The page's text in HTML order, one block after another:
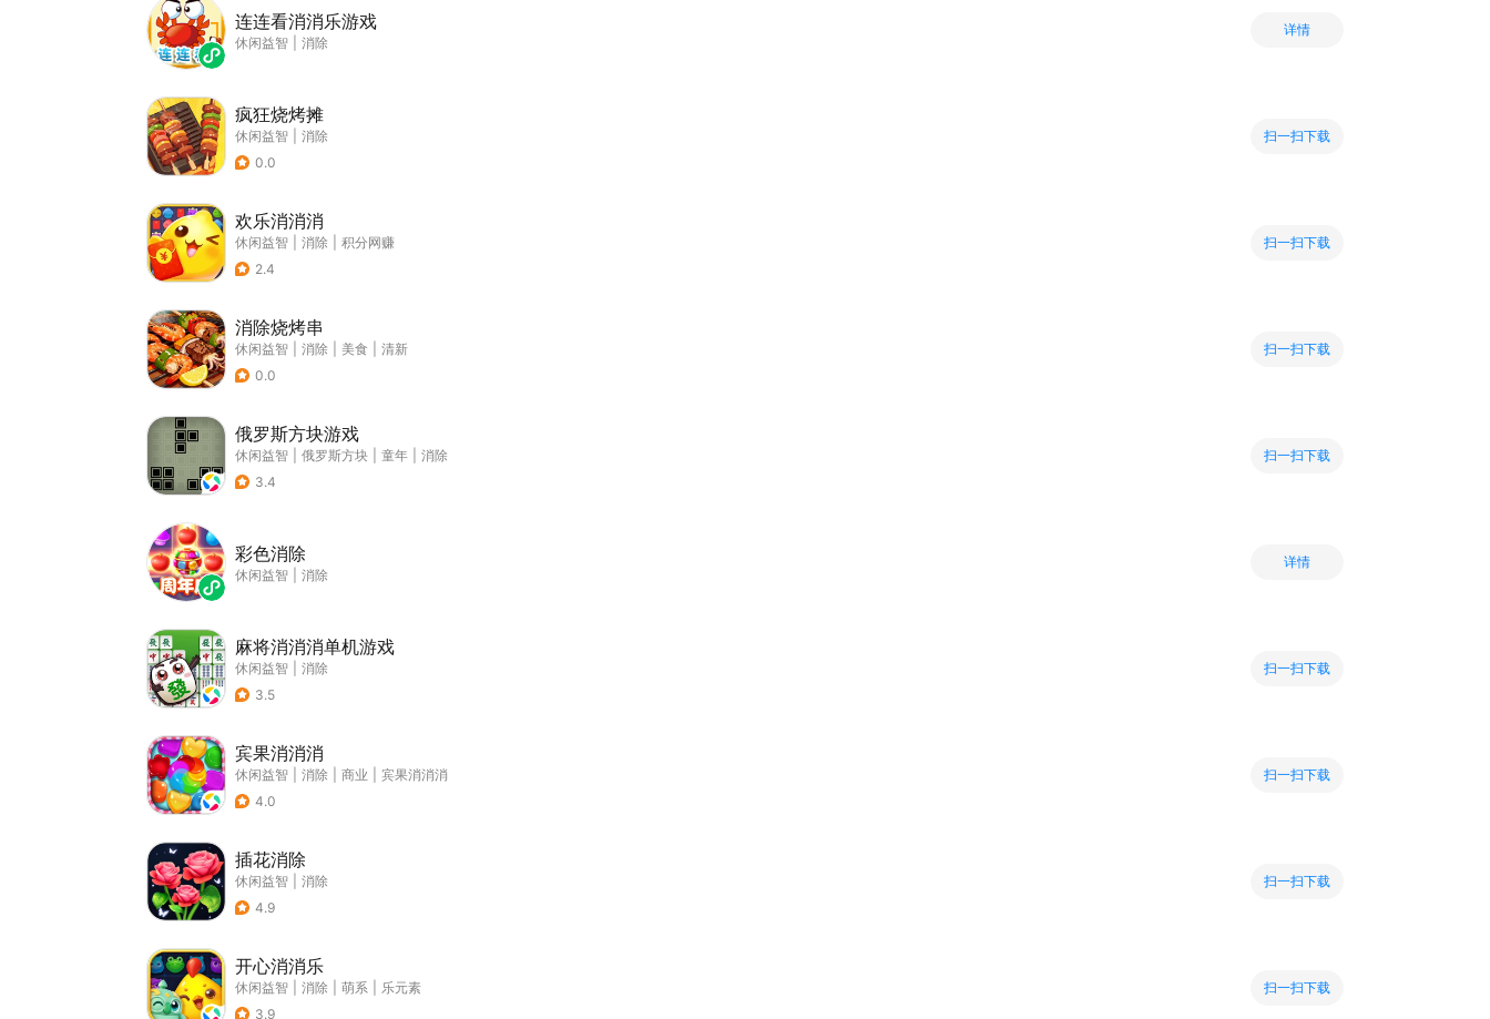
连连看消消乐游戏
休闲益智 消除
详情
疯狂烧烤摊
休闲益智
消除
0.0
扫一扫下载
欢乐消消消
休闲益智 消除
积分网赚
2.4
扫一扫下载
消除烧烤串
休闲益智 消除 美食
清新
0.0
扫一扫下载
俄罗斯方块游戏
休闲益智 俄罗斯方块 童年
消除
3.4
扫一扫下载
彩色消除
休闲益智 消除
详情
麻将消消消单机游戏
休闲益智
消除
3.5
扫一扫下载
宾果消消消
休闲益智 消除 商业
宾果消消消
4.0
扫一扫下载
插花消除
休闲益智
消除
4.9
扫一扫下载
开心消消乐
休闲益智 消除 萌系
乐元素
3.9
扫一扫下载